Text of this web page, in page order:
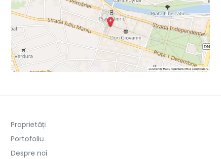
Proprietăți
Portofoliu
Despre noi